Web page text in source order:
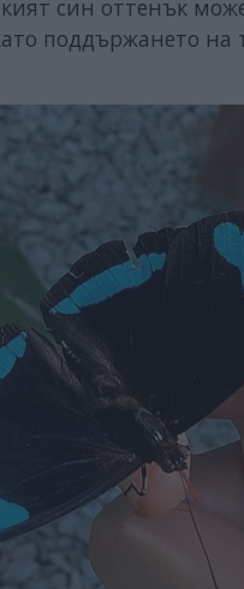
син оттенък
поддържането на